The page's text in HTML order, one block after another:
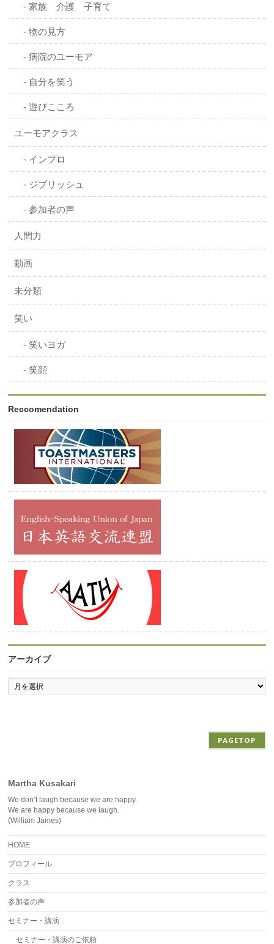
家族 介護 子育て
物の見方
病院のユーモア
自分を笑う
遊びこころ
ユーモアクラス
インプロ
ジブリッシュ
参加者の声
人間力
動画
未分類
笑い
笑いヨガ
笑顔
Reccomendation
アーカイブ
ア
ー
PAGETOP
Martha Kusakari
We don’t laugh because we are happy.
We are happy because we laugh.
(William James)
HOME
プロフィール
クラス
参加者の声
セミナー・講演
セミナー・講演のご依頼